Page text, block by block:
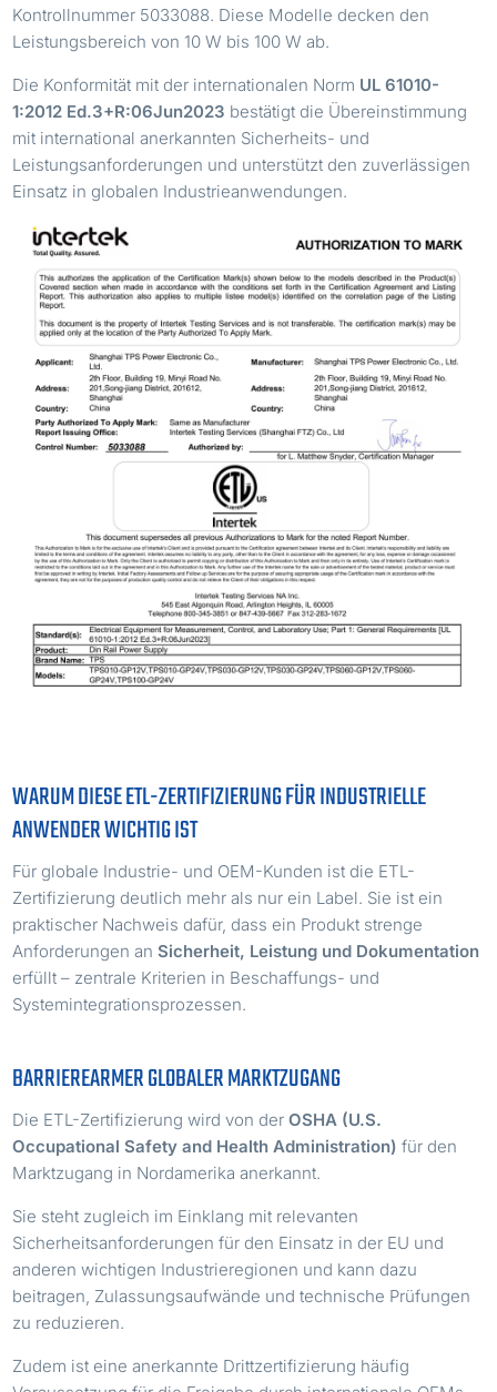
Kontrollnummer 5033088. Diese Modelle decken den
Leistungsbereich von 10 W bis 100 W ab.
Die Konformität mit der internationalen Norm UL 61010-
1:2012 Ed.3+R:06Jun2023 bestätigt die Übereinstimmung
mit international anerkannten Sicherheits- und
Leistungsanforderungen und unterstützt den zuverlässigen
Einsatz in globalen Industrieanwendungen.
WARUM DIESE ETL-ZERTIFIZIERUNG FÜR INDUSTRIELLE
ANWENDER WICHTIG IST
Für globale Industrie- und OEM-Kunden ist die ETL-
Zertifizierung deutlich mehr als nur ein Label. Sie ist ein
praktischer Nachweis dafür, dass ein Produkt strenge
Anforderungen anSicherheit, Leistung und Dokumentation
erfüllt – zentrale Kriterien in Beschaffungs- und
Systemintegrationsprozessen.
BARRIEREARMER GLOBALER MARKTZUGANG
Die ETL-Zertifizierung wird von derOSHA (U.S.
Occupational Safety and Health Administration) für den
Marktzugang in Nordamerika anerkannt.
Sie steht zugleich im Einklang mit relevanten
Sicherheitsanforderungen für den Einsatz in der EU und
anderen wichtigen Industrieregionen und kann dazu
beitragen, Zulassungsaufwände und technische Prüfungen
zu reduzieren.
Zudem ist eine anerkannte Drittzertifizierung häufig